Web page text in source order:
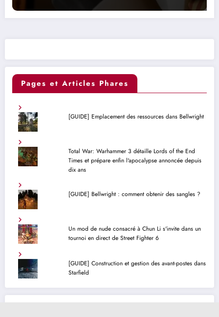
Pages et Articles Phares
[GUIDE] Emplacement des ressources dans Bellwright
Total War: Warhammer 3 détaille Lords of the End
Times et prépare enfin l'apocalypse annoncée depuis
dix ans
[GUIDE] Bellwright : comment obtenir des sangles ?
Un mod de nude consacré à Chun Li s'invite dans un
tournoi en direct de Street Fighter 6
[GUIDE] Construction et gestion des avant-postes dans
Starfield